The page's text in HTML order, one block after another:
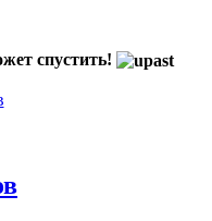
спустить!